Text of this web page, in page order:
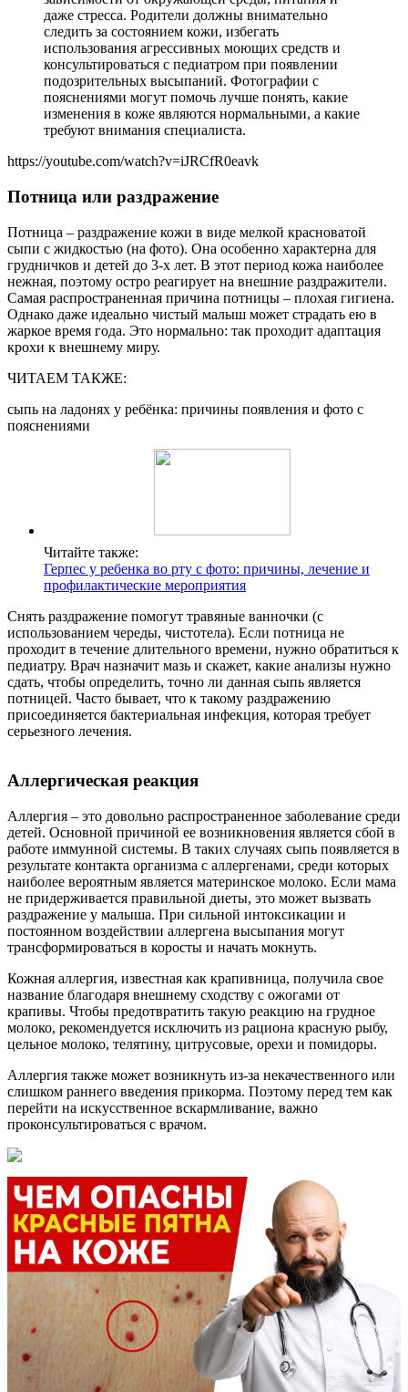
даже стресса. Родители должны внимательно
следить за состоянием кожи, избегать
использования агрессивных моющих средств и
консультироваться с педиатром при появлении
подозрительных высыпаний. Фотографии с
пояснениями могут помочь лучше понять, какие
изменения в коже являются нормальными, а какие
требуют внимания специалиста.
https://youtube.com/watch?v=iJRCfR0eavk
Потница или раздражение
Потница – раздражение кожи в виде мелкой красноватой
сыпи с жидкостью (на фото). Она особенно характерна для
грудничков и детей до 3-х лет. В этот период кожа наиболее
нежная, поэтому остро реагирует на внешние раздражители.
Самая распространенная причина потницы – плохая гигиена.
Однако даже идеально чистый малыш может страдать ею в
жаркое время года. Это нормально: так проходит адаптация
крохи к внешнему миру.
ЧИТАЕМ ТАКЖЕ:
сыпь на ладонях у ребёнка: причины появления и фото с
пояснениями
Читайте также:
Герпес у ребенка во рту с фото: причины, лечение и
профилактические мероприятия
Снять раздражение помогут травяные ванночки (с
использованием череды, чистотела). Если потница не
проходит в течение длительного времени, нужно обратиться к
педиатру. Врач назначит мазь и скажет, какие анализы нужно
сдать, чтобы определить, точно ли данная сыпь является
потницей. Часто бывает, что к такому раздражению
присоединяется бактериальная инфекция, которая требует
серьезного лечения.
Аллергическая реакция
Аллергия – это довольно распространенное заболевание среди
детей. Основной причиной ее возникновения является сбой в
работе иммунной системы. В таких случаях сыпь появляется в
результате контакта организма с аллергенами, среди которых
наиболее вероятным является материнское молоко. Если мама
не придерживается правильной диеты, это может вызвать
раздражение у малыша. При сильной интоксикации и
постоянном воздействии аллергена высыпания могут
трансформироваться в коросты и начать мокнуть.
Кожная аллергия, известная как крапивница, получила свое
название благодаря внешнему сходству с ожогами от
крапивы. Чтобы предотвратить такую реакцию на грудное
молоко, рекомендуется исключить из рациона красную рыбу,
цельное молоко, телятину, цитрусовые, орехи и помидоры.
Аллергия также может возникнуть из-за некачественного или
слишком раннего введения прикорма. Поэтому перед тем как
перейти на искусственное вскармливание, важно
проконсультироваться с врачом.